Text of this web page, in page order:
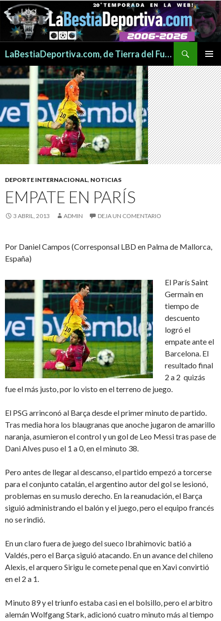
LaBestiaDeportiva.com, de Tierra del Fuego para todo el mundo
MENÚ
AL
CONTENIDO
DEPORTE INTERNACIONAL, NOTICIAS
EMPATE EN PARÍS
3 ABRIL, 2013 ADMIN DEJA UN COMENTARIO
Por Daniel Campos (Corresponsal LBD en Palma de Mallorca,
España)
El París Saint
Germain en
tiempo de
descuento
logró el
empate ante el
Barcelona. El
resultado final
2 a 2 quizás
fue el más justo, por lo visto en el terreno de juego.
El PSG arrinconó al Barça desde el primer minuto de partido.
Tras media hora los blaugranas que anoche jugaron de amarillo
naranja, asumieron el control y un gol de Leo Messi tras pase de
Dani Alves puso el 1 a 0, en el minuto 38.
Pero antes de llegar al descanso, el partido empezó a torcerse
para el conjunto catalán, el argentino autor del gol se lesionó,
problemas en su muslo derecho. En la reanudación, el Barça
siguió administrando el balón y el juego, pero el equipo francés
no se rindió.
En un claro fuera de juego del sueco Ibrahimovic batió a
Valdés, pero el Barça siguió atacando. En un avance del chileno
Alexis, el arquero Sirigu le comete penal que en Xavi convirtió
en el 2 a 1.
Minuto 89 y el triunfo estaba casi en el bolsillo, pero el arbitro
alemán Wolfgang Stark, adicionó cuatro minuto más al tiempo